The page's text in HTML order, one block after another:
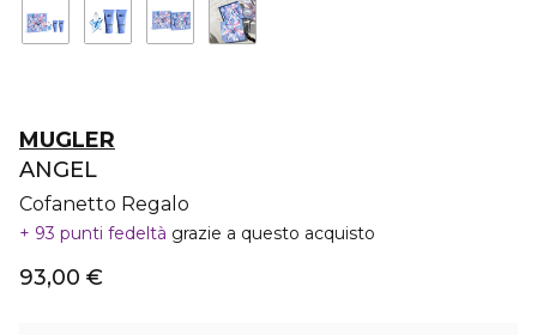
MUGLER
ANGEL
Cofanetto Regalo
93 punti fedeltà grazie a questo acquisto
93,00 €